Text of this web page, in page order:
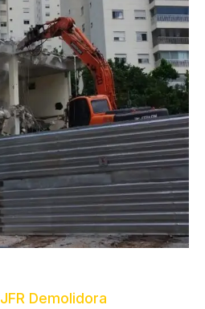
Demolidora